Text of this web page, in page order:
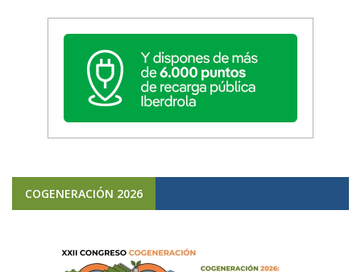
COGENERACIÓN 2026